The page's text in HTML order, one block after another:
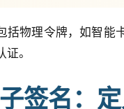
括物理令牌，如智能
。
签名：